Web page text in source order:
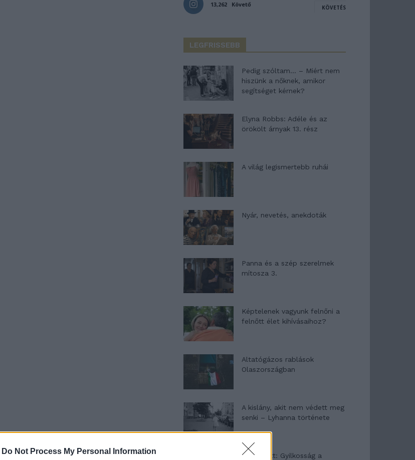
Do Not Process My Personal Information
13,262 Követő KÖVETÉS
LEGFRISSEBB
Pedig szóltam… – Miért nem
hiszünk a nőknek, amikor
segítséget kérnek?
Elyna Robbs: Adéle és az
örökölt árnyak 13. rész
A világ legismertebb ruhái
Nyár, nevetés, anekdoták
Panna és a szép szerelmek
mítosza 3.
Képtelenek vagyunk felnőni a
felnőtt élet kihívásaihoz?
Altatógázos rablások
Olaszországban
A kislány, akit nem védett meg
senki – Lyhanna története
T. Barnett: Gyilkosság a